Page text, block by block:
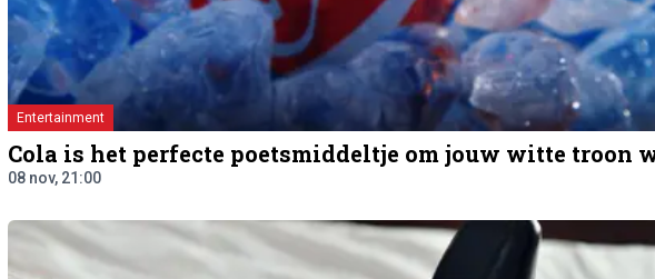
Entertainment
Cola is het perfecte poetsmiddeltje om jouw witte troon
08 nov, 21:00